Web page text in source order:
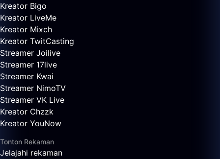
Kreator Bigo
Kreator LiveMe
Kreator Mixch
Kreator TwitCasting
Streamer Joilive
Streamer 17live
Streamer Kwai
Streamer NimoTV
Streamer VK Live
Kreator Chzzk
Kreator YouNow
Tonton Rekaman
Jelajahi rekaman